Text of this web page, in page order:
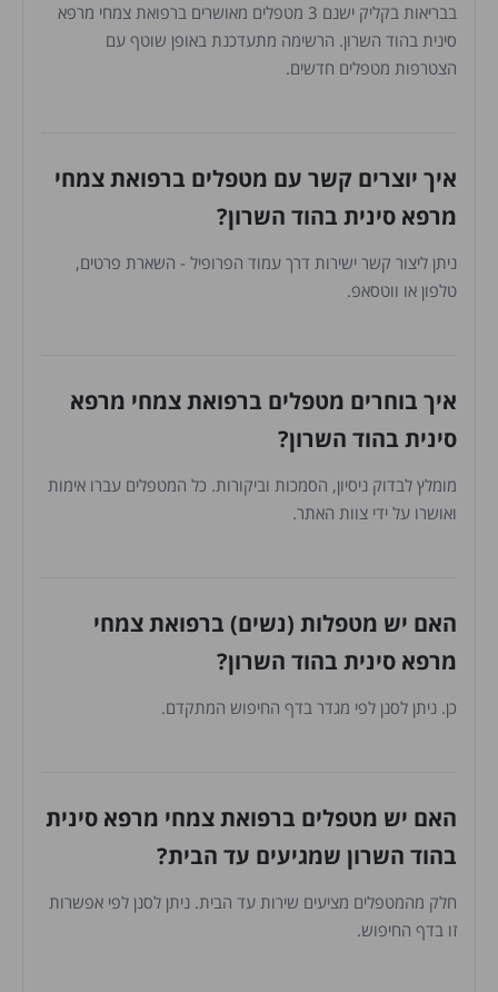
בבריאות בקליק ישנם 3 מטפלים מאושרים ברפואת צמחי מרפא
סינית בהוד השרון. הרשימה מתעדכנת באופן שוטף עם
הצטרפות מטפלים חדשים.
איך יוצרים קשר עם מטפלים ברפואת צמחי
מרפא סינית בהוד השרון?
ניתן ליצור קשר ישירות דרך עמוד הפרופיל - השארת פרטים,
טלפון או ווטסאפ.
איך בוחרים מטפלים ברפואת צמחי מרפא
סינית בהוד השרון?
מומלץ לבדוק ניסיון, הסמכות וביקורות. כל המטפלים עברו אימות
ואושרו על ידי צוות האתר.
האם יש מטפלות (נשים) ברפואת צמחי
מרפא סינית בהוד השרון?
כן. ניתן לסנן לפי מגדר בדף החיפוש המתקדם.
האם יש מטפלים ברפואת צמחי מרפא סינית
בהוד השרון שמגיעים עד הבית?
חלק מהמטפלים מציעים שירות עד הבית. ניתן לסנן לפי אפשרות
זו בדף החיפוש.